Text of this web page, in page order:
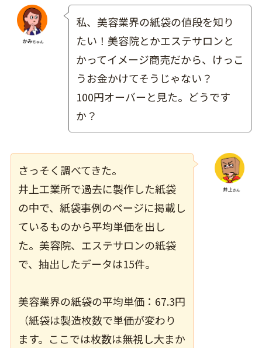
私、美容業界の紙袋の値段を知り
たい！美容院とかエステサロンと
かってイメージ商売だから、けっこ
うお金かけてそうじゃない？
100円オーバーと見た。どうです
か？
さっそく調べてきた。
井上工業所で過去に製作した紙袋
の中で、 紙袋事例のページに掲載し
ているものから平均単価を出し
た。美容院、エステサロンの紙袋
で、抽出したデータは15件。
美容業界の紙袋の平均単価：67.3円
（紙袋は製造枚数で単価が変わり
ます。ここでは枚数は無視し大まか